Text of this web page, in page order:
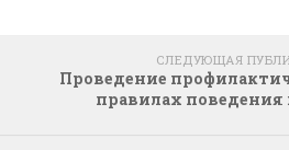
СЛЕДУЮЩАЯ
Проведение
правилах поведения